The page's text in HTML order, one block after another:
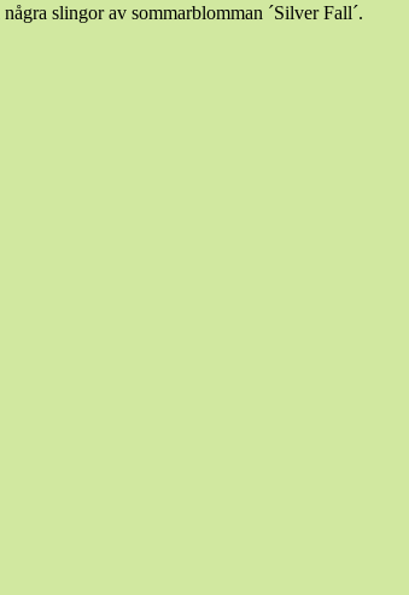
slingor av sommarblomman ´Silver Fall´.